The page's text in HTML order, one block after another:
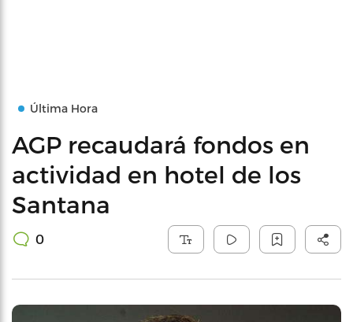
Última Hora
AGP recaudará fondos en
actividad en hotel de los
Santana
0